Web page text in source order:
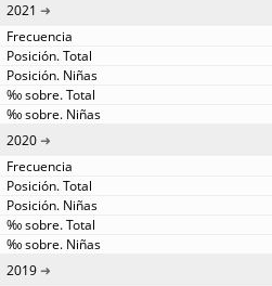
2021
2020
2019